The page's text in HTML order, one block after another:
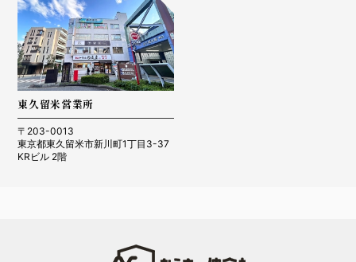
東久留米営業所
〒203-0013
東京都東久留米市新川町1丁目3-37
KRビル 2階